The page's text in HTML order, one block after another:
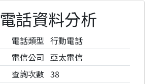
電話資料分析
電話類型 行動電話
電信公司 亞太電信
查詢次數 38